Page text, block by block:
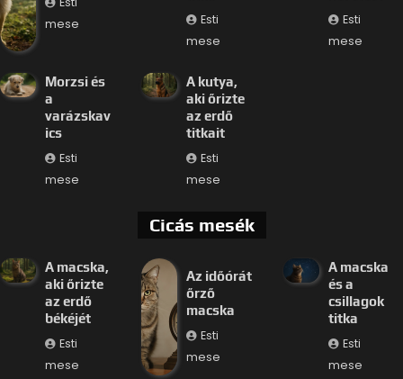
mese
Esti
mese
Esti
mese
Morzsi és
a
varázskav
ics
Esti
mese
A kutya,
aki őrizte
az erdő
titkait
Esti
mese
Cicás mesék
A macska,
aki őrizte
az erdő
békéjét
Esti
mese
Az időórát
őrző
macska
Esti
mese
A macska
és a
csillagok
titka
Esti
mese